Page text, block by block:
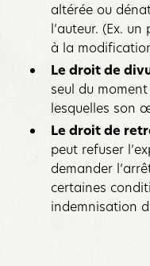
altérée ou
l’auteur. (Ex.
à la
Le droit de
seul du
lesquelles son
Le droit de
peut refuser
demander
certaines
indemnisation